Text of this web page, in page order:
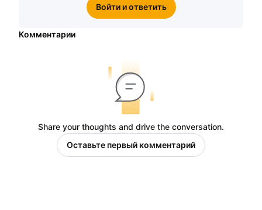
Войти и ответить
Комментарии
Share your thoughts and drive the conversation.
Оставьте первый комментарий